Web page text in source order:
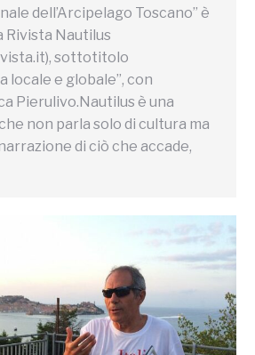
dell’Arcipelago Toscano” è
Rivista Nautilus
sottotitolo
locale e globale”, con
Pierulivo.Nautilus è una
non parla solo di cultura ma
di ciò che accade,